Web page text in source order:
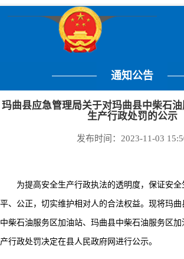
通知公告
玛曲县应急管理局关于对玛曲县中柴石
生产行政处罚的公示
发布时间：2023-11-03
为提高安全生产行政执法的透明度，保证安
平、公正，切实维护相对人的合法权益。现将玛
中柴石油服务区加油站、 玛曲县中柴石油服务区加
产行政处罚决定在县人民政府网进行公示。